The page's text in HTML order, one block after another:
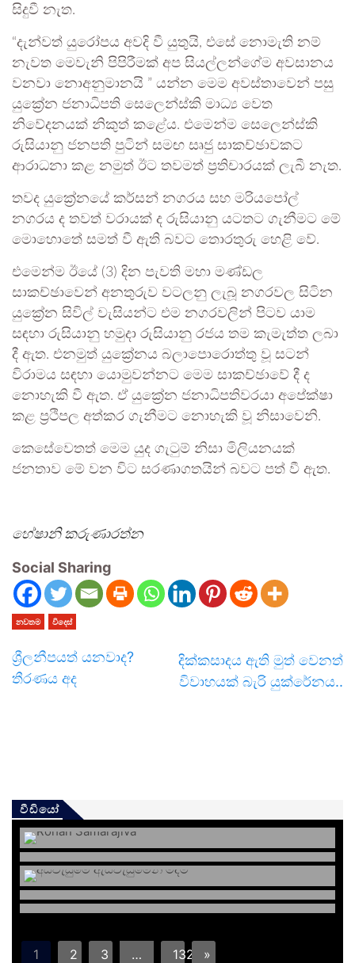
සිදුවී නැත.
“දැන්වත් යුරෝපය අවදි වී යුතුයි, එසේ නොමැති නම්
නැවත මෙවැනි පිපිරීමක් අප සියල්ලන්ගේම අවසානය
වනවා නොඅනුමානයි ” යන්න මෙම අවස්තාවෙන් පසු
යුක්‍රේන ජනාධිපති සෙලෙන්ස්කි මාධ්‍ය වෙත
නිවේදනයක් නිකුත් කළේය. එමෙන්ම සෙලෙන්ස්කි
රුසියානු ජනපති පුටින් සමඟ සෘජු සාකච්ඡාවකට
ආරාධනා කළ නමුත් ඊට තවමත් ප්‍රතිචාරයක් ලැබී නැත.
තවද යුක්‍රේනයේ කර්සන් නගරය සහ මරියපෝල්
නගරය ද තවත් වරායක් ද රුසියානු යටතට ගැනීමට මේ
මොහොතේ සමත් වී ඇති බවට තොරතුරු හෙළි වේ.
එමෙන්ම ඊයේ (3) දින පැවති මහා මණ්ඩල
සාකච්ඡාවෙන් අනතුරුව වටලනු ලැබූ නගරවල සිටින
යුක්‍රේන සිවිල් වැසියන්ට එම නගරවලින් පිටව යාම
සඳහා රුසියානු හමුදා රුසියානු රජය තම කැමැත්ත ලබා
දී ඇත. එනමුත් යුක්‍රේනය බලාපොරොත්තු වූ සටන්
විරාමය සඳහා යොමුවන්නට මෙම සාකච්ඡාවේ දී ද
නොහැකි වී ඇත. ඒ යුක්‍රේන ජනාධිපතිවරයා අපේක්ෂා
කළ ප්‍රථිපල අත්කර ගැනීමට නොහැකි වූ නිසාවෙනි.
කෙසේවෙතත් මෙම යුද ගැටුම් නිසා මිලියනයක්
ජනතාව මේ වන විට සරණාගතයින් බවට පත් වී ඇත.
හේෂානි කරුණාරත්න
Social Sharing
නවතම විදෙස්
ශ්‍රීලනීපයත් යනවාද?
තීරණය අද
දික්කසාදය ඇති මුත් වෙනත්
විවාහයක් බැරි යුක්රේනය..
වීඩියෝ
1 2 3 … 132 »